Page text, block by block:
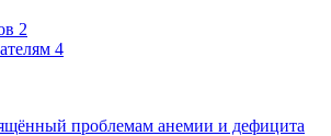
2
4
проблемам анемии и дефицита